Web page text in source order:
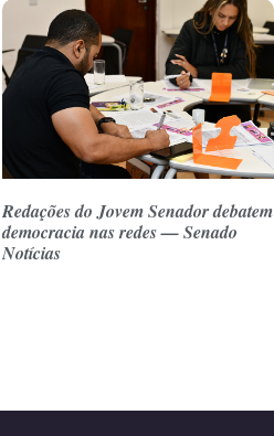
Redações do Jovem Senador debatem
democracia nas redes — Senado
Notícias